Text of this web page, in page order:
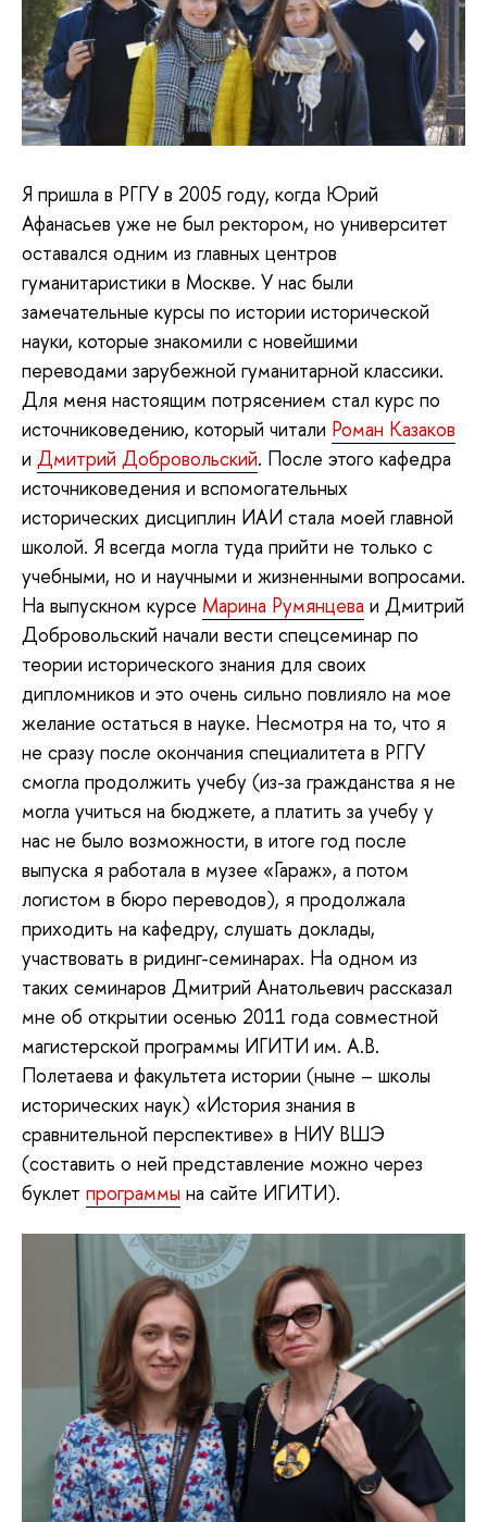
Я пришла в РГГУ в 2005 году, когда Юрий
Афанасьев уже не был ректором, но университет
оставался одним из главных центров
гуманитаристики в Москве. У нас были
замечательные курсы по истории исторической
науки, которые знакомили с новейшими
переводами зарубежной гуманитарной классики.
Для меня настоящим потрясением стал курс по
источниковедению, который читали Роман Казаков
и Дмитрий Добровольский. После этого кафедра
источниковедения и вспомогательных
исторических дисциплин ИАИ стала моей главной
школой. Я всегда могла туда прийти не только с
учебными, но и научными и жизненными вопросами.
На выпускном курсе Марина Румянцева и Дмитрий
Добровольский начали вести спецсеминар по
теории исторического знания для своих
дипломников и это очень сильно повлияло на мое
желание остаться в науке. Несмотря на то, что я
не сразу после окончания специалитета в РГГУ
смогла продолжить учебу (из-за гражданства я не
могла учиться на бюджете, а платить за учебу у
нас не было возможности, в итоге год после
выпуска я работала в музее «Гараж», а потом
логистом в бюро переводов), я продолжала
приходить на кафедру, слушать доклады,
участвовать в ридинг-семинарах. На одном из
таких семинаров Дмитрий Анатольевич рассказал
мне об открытии осенью 2011 года совместной
магистерской программы ИГИТИ им. А.В.
Полетаева и факультета истории (ныне – школы
исторических наук) «История знания в
сравнительной перспективе» в НИУ ВШЭ
(составить о ней представление можно через
буклет программы на сайте ИГИТИ).